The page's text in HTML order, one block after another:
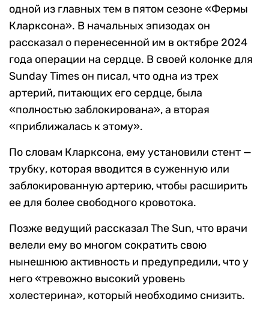
одной из главных тем в пятом сезоне «Фермы
Кларксона». В начальных эпизодах он
рассказал о перенесенной им в октябре 2024
года операции на сердце. В своей колонке для
Sunday Times он писал, что одна из трех
артерий, питающих его сердце, была
«полностью заблокирована», а вторая
«приближалась к этому».
По словам Кларксона, ему установили стент —
трубку, которая вводится в суженную или
заблокированную артерию, чтобы расширить
ее для более свободного кровотока.
Позже ведущий рассказал The Sun, что врачи
велели ему во многом сократить свою
нынешнюю активность и предупредили, что у
него «тревожно высокий уровень
холестерина», который необходимо снизить.